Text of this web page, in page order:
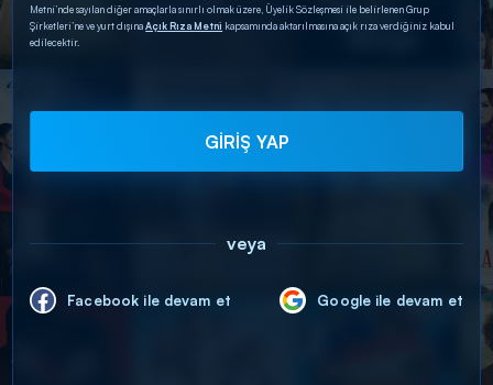
Metni’nde sayılan diğer amaçlarla sınırlı olmak üzere, Üyelik Sözleşmesi ile belirlenen Grup
Şirketleri’ne ve yurt dışınaAçık Rıza Metni kapsamında aktarılmasına açık rıza verdiğiniz kabul
edilecektir.
GİRİŞ YAP
veya
Facebook ile devam et Google ile devam et